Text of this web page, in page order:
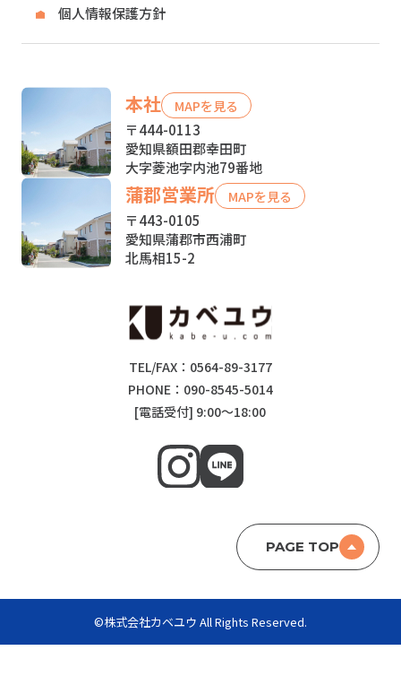
個人情報保護方針
本社 MAPを見る
〒444-0113
愛知県額田郡幸田町
大字菱池字内池79番地
蒲郡営業所 MAPを見る
〒443-0105
愛知県蒲郡市西浦町
北馬相15-2
TEL/FAX：0564-89-3177
PHONE：090-8545-5014
[電話受付] 9:00～18:00
PAGE TOP
©株式会社カベユウ All Rights Reserved.